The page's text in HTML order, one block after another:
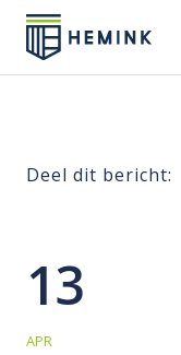
Deel dit bericht:
13
APR